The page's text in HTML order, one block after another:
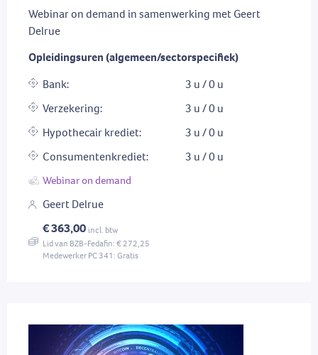
Webinar on demand in samenwerking met Geert
Delrue
Opleidingsuren (algemeen/sectorspecifiek)
Bank:
3 u / 0 u
Verzekering:
3 u / 0 u
Hypothecair krediet:
3 u / 0 u
Consumentenkrediet:
3 u / 0 u
Webinar on demand
Geert Delrue
€ 363,00 incl. btw
Lid van BZB-Fedafin: € 272,25
Medewerker PC 341: Gratis